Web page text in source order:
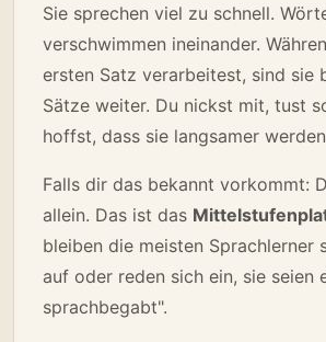
Sie sprechen viel zu schnell.
verschwimmen ineinander.
ersten Satz verarbeitest, sind sie
Sätze weiter. Du nickst mit, tust
hoffst, dass sie langsamer
Falls dir das bekannt vorkommt:
allein. Das ist das
bleiben die meisten Sprachlerner
auf oder reden sich ein, sie seien
sprachbegabt".